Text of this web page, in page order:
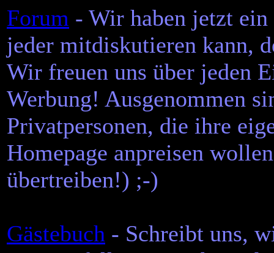
Forum - Wir haben jetzt
jeder mitdiskutieren kann,
Wir freuen uns über jeden
Werbung! Ausgenommen
Privatpersonen, die ihre
Homepage anpreisen
übertreiben!) ;-)
Gästebuch - Schreibt uns,